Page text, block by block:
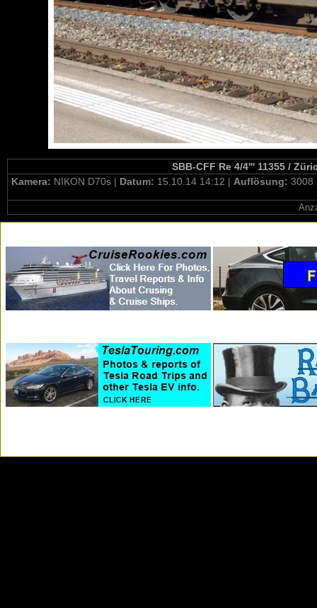
SBB-CFF Re 4/4''' 11355 /
Kamera: NIKON D70s | Datum: 15.10.14 14:12 | Auflösung: 3008